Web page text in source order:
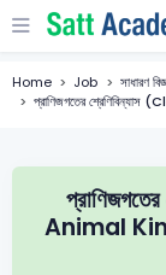
Home Job সাধারণ
প্রাণিজগতের
Animal